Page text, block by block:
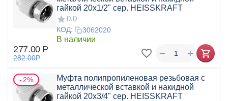
гайкой 20x1/2" сер. HEISSKRAFT
0.0
КОД: 3062020
В наличии
277.00 Р
282.00Р +
−
2%
Муфта полипропиленовая резьбовая с
металлической вставкой и накидной
гайкой 20x3/4" сер. HEISSKRAFT